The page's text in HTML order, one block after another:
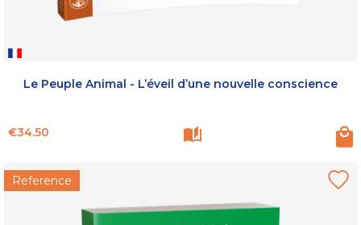
Le Peuple Animal - L’éveil d’une nouvelle conscience
Price
€34.50
Reference